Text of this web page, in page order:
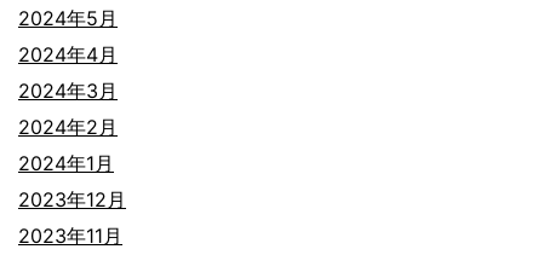
2024年5月
2024年4月
2024年3月
2024年2月
2024年1月
2023年12月
2023年11月